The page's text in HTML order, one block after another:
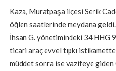
Kaza, Muratpaşa ilçesi Serik
öğlen saatlerinde meydana
İhsan G. yönetimindeki 34 HHG
ticari araç evvel tıpkı
müddet sonra ise vazifeye